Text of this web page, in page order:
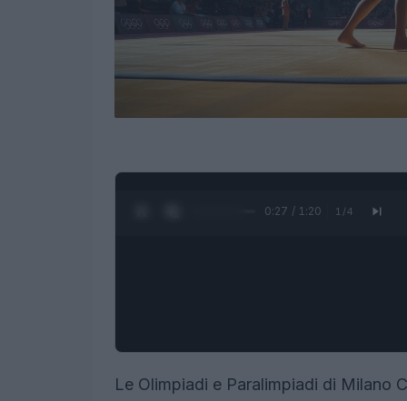
0:28 / 1:20 1 /4
Le Olimpiadi e Paralimpiadi di Milano